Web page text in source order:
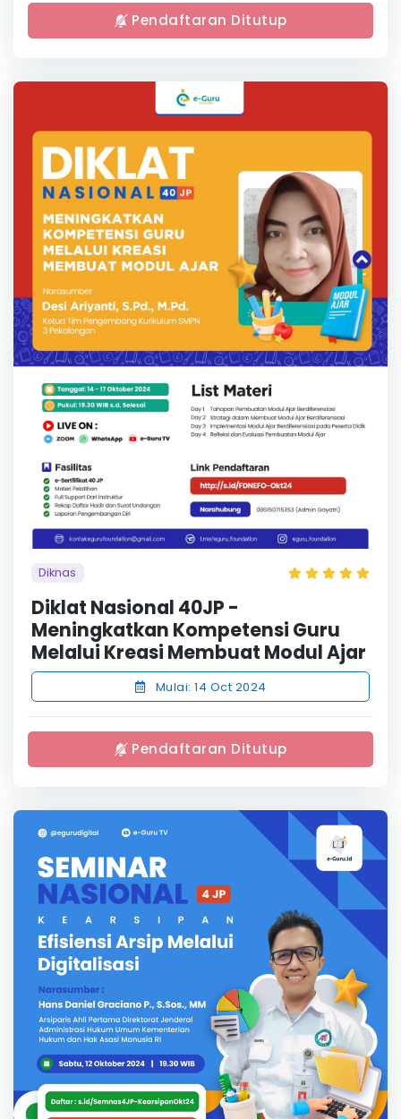
Pendaftaran Ditutup
Diknas
Diklat Nasional 40JP -
Meningkatkan Kompetensi Guru
Melalui Kreasi Membuat Modul Ajar
Mulai: 14 Oct 2024
Pendaftaran Ditutup